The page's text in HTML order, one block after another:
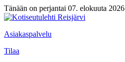
Tänään on perjantai 07. elokuuta 2026
Asiakaspalvelu
Tilaa